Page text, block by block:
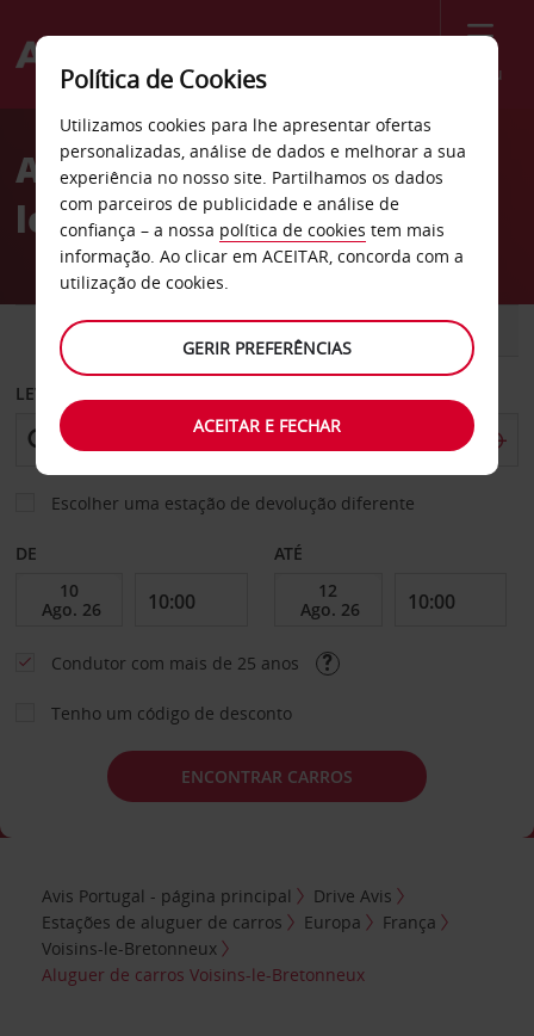
Menu
Welcome
AvisAluguer de carros Voisins-
le-Bretonneux
CARRO COMERCIAIS
LEVANTAR EM
Escolher uma estação de devolução diferente
DE ATÉ
Condutor com mais de 25 anos
Tenho um código de desconto
ENCONTRAR CARROS
Avis Portugal - página principal
Drive Avis
Estações de aluguer de carros
Europa
França
Voisins-le-Bretonneux
Aluguer de carros Voisins-le-Bretonneux
Política de Cookies
Utilizamos cookies para lhe apresentar ofertas
personalizadas, análise de dados e melhorar a sua
experiência no nosso site. Partilhamos os dados
com parceiros de publicidade e análise de
confiança – a nossa política de cookies tem mais
informação. Ao clicar em ACEITAR, concorda com a
utilização de cookies.
GERIR PREFERÊNCIAS
ACEITAR E FECHAR